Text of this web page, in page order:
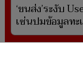
‘ขนส่ง’ระงับ
เซ่นปมข้อมูลทะ